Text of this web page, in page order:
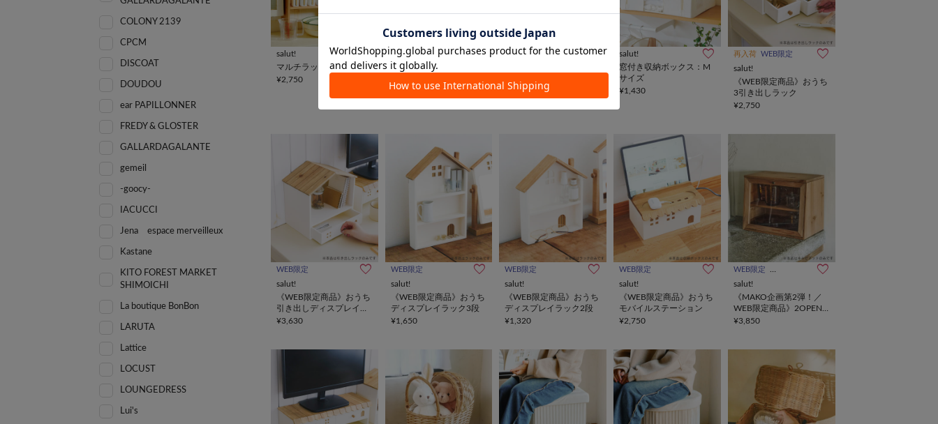
salut!
マルチラック
¥2,750
WEB限定
salut!
《WEB限定再入荷》ラダ
salut!
¥3,850
salut!
窓付き収納ボックス：M
サイズ
¥1,430
再入荷 WEB限定
salut!
《WEB限定商品》おうち
3引き出しラック
¥2,750
WEB限定
salut!
《WEB限定商品》おうち
引き出しディスプレイラ
ック
¥3,630
WEB限定
salut!
《WEB限定商品》おうち
ディスプレイラック3段
¥1,650
WEB限定
salut!
《WEB限定商品》おうち
ディスプレイラック2段
¥1,320
WEB限定
salut!
《WEB限定商品》おうち
モバイルステーション
¥2,750
WEB限定 インフルエンサー企画
salut!
《MAKO企画第2弾！／
WEB限定商品》2OPEN
ディスプレイキャビネッ
¥3,850
COLONY 2139
CPCM
DISCOAT
DOUDOU
ear PAPILLONNER
FREDY & GLOSTER
GALLARDAGALANTE
gemeil
-goocy-
IACUCCI
Jena espace merveilleux
Kastane
KITO FOREST MARKET
SHIMOICHI
La boutique BonBon
LARUTA
Lattice
LOCUST
LOUNGEDRESS
Lui's